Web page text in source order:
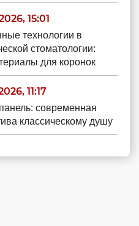
15:01
технологии в
стоматологии:
для коронок
11:17
современная
классическому душу